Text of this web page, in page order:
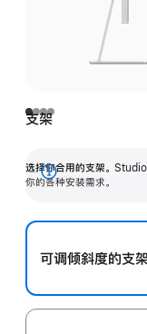
支架
选择你合用的支架。 Studio
你的各种安装需求。
展
可调倾斜度的支